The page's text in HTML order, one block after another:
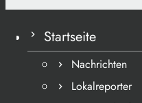
Startseite
Nachrichten
Lokalreporter